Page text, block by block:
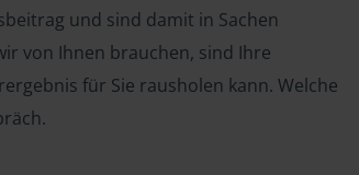
und sind damit in Sachen
von Ihnen brauchen, sind Ihre
für Sie rausholen kann. Welche